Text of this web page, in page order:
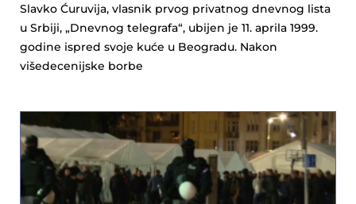
Slavko Ćuruvija, vlasnik prvog privatnog dnevnog lista
u Srbiji, „Dnevnog telegrafa“, ubijen je 11. aprila 1999.
godine ispred svoje kuće u Beogradu. Nakon
višedecenijske borbe